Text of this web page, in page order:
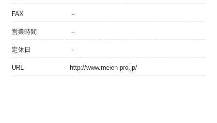
FAX －
営業時間 －
定休日 －
URL http://www.meien-pro.jp/